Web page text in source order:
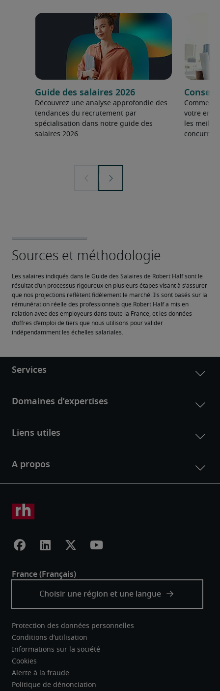
Guide des salaires 2026
Découvrez une analyse approfondie des
tendances du recrutement par
spécialisation dans notre guide des
salaires 2026.
Comment
votre
les
Les salaires indiqués dans le Guide des Salaires de Robert Half sont le
résultat d’un processus rigoureux en plusieurs étapes visant à s’assurer
que nos projections reflètent fidèlement le marché. Ils sont basés sur la
rémunération réelle des professionnels que Robert Half a mis en
relation avec des employeurs dans toute la France, et les données
d’offres d’emploi de tiers que nous utilisons pour valider
indépendamment les échelles salariales.
Protection des données personnelles
Conditions d’utilisation
Informations sur la société
Cookies
Alerte à la fraude
Politique de dénonciation